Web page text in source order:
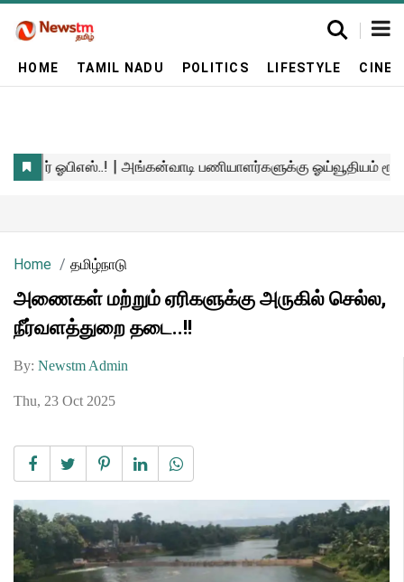
HOME TAMIL NADU POLITICS LIFESTYLE
Home தமிழ்நாடு
அணைகள் மற்றும் ஏரிகளுக்கு அருகில் செல்ல,
நீர்வளத்துறை தடை..!!
By: Newstm Admin
Thu, 23 Oct 2025